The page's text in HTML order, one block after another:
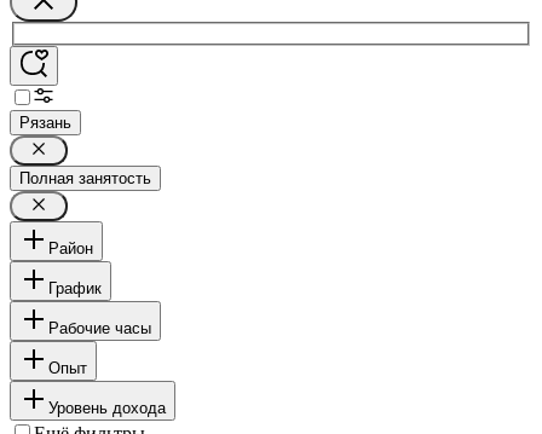
Рязань
Полная занятость
Район
График
Рабочие часы
Опыт
Уровень дохода